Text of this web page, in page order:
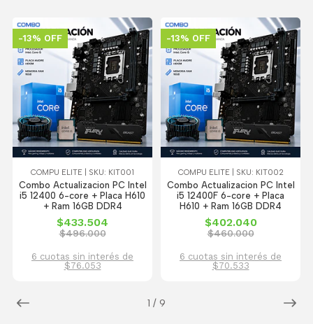
1 / 9
-13% OFF
COMPU ELITE | SKU: KIT001
Combo Actualizacion PC Intel
i5 12400 6-core + Placa H610
+ Ram 16GB DDR4
$433.504
$496.000
6 cuotas sin interés de
$76.053
-13% OFF
COMPU ELITE | SKU: KIT002
Combo Actualizacion PC Intel
i5 12400F 6-core + Placa
H610 + Ram 16GB DDR4
$402.040
$460.000
6 cuotas sin interés de
$70.533